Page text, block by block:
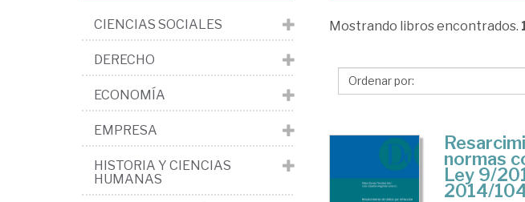
Caballol
Lluís
Mostrando libros encontrados.
normas
Ley 9/
2014/
CIENCIAS SOCIALES
DERECHO
ECONOMÍA
EMPRESA
HISTORIA Y CIENCIAS
HUMANAS